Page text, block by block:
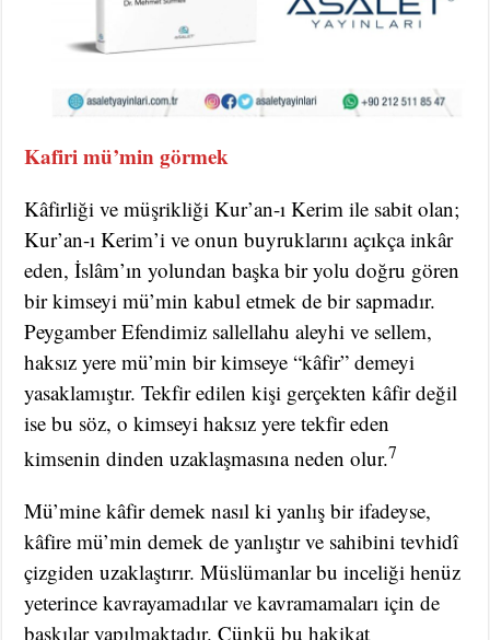
Kafiri mü’min görmek
Kâfirliği ve müşrikliği Kur’an-ı Kerim ile sabit olan;
Kur’an-ı Kerim’i ve onun buyruklarını açıkça inkâr
eden, İslâm’ın yolundan başka bir yolu doğru gören
bir kimseyi mü’min kabul etmek de bir sapmadır.
Peygamber Efendimiz sallellahu aleyhi ve sellem,
haksız yere mü’min bir kimseye “kâfir” demeyi
yasaklamıştır. Tekfir edilen kişi gerçekten kâfir değil
ise bu söz, o kimseyi haksız yere tekfir eden
kimsenin dinden uzaklaşmasına neden olur.7
Mü’mine kâfir demek nasıl ki yanlış bir ifadeyse,
kâfire mü’min demek de yanlıştır ve sahibini tevhidî
çizgiden uzaklaştırır. Müslümanlar bu inceliği henüz
yeterince kavrayamadılar ve kavramamaları için de
baskılar yapılmaktadır. Çünkü bu hakikat